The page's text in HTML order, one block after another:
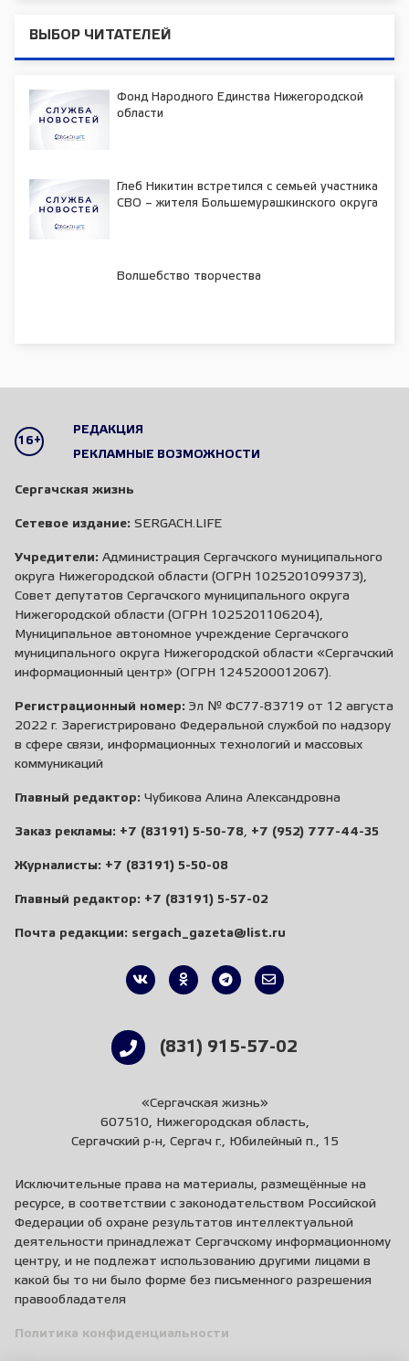
ВЫБОР ЧИТАТЕЛЕЙ
Фонд Народного Единства Нижегородской
области
Глеб Никитин встретился с семьей участника
СВО – жителя Большемурашкинского округа
Волшебство творчества
16+
РЕДАКЦИЯ
РЕКЛАМНЫЕ ВОЗМОЖНОСТИ
Сергачская жизнь
Сетевое издание: SERGACH.LIFE
Учредители: Администрация Сергачского муниципального
округа Нижегородской области (ОГРН 1025201099373),
Совет депутатов Сергачского муниципального округа
Нижегородской области (ОГРН 1025201106204),
Муниципальное автономное учреждение Сергачского
муниципального округа Нижегородской области «Сергачский
информационный центр» (ОГРН 1245200012067).
Регистрационный номер: Эл № ФС77-83719 от 12 августа
2022 г. Зарегистрировано Федеральной службой по надзору
в сфере связи, информационных технологий и массовых
коммуникаций
Главный редактор: Чубикова Алина Александровна
Заказ рекламы: +7 (83191) 5-50-78, +7 (952) 777-44-35
Журналисты: +7 (83191) 5-50-08
Главный редактор: +7 (83191) 5-57-02
Почта редакции: sergach_gazeta@list.ru
(831) 915-57-02
«Сергачская жизнь»
607510, Нижегородская область,
Сергачский р-н, Сергач г., Юбилейный п., 15
Исключительные права на материалы, размещённые на
ресурсе, в соответствии с законодательством Российской
Федерации об охране результатов интеллектуальной
деятельности принадлежат Сергачскому информационному
центру, и не подлежат использованию другими лицами в
какой бы то ни было форме без письменного разрешения
правообладателя
Политика конфиденциальности